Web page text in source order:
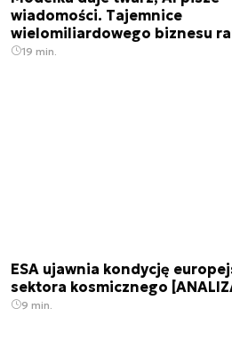
wiadomości. Tajemnice
wielomiliardowego biznesu
19 min.
ESA ujawnia kondycję
sektora kosmicznego
9 min.